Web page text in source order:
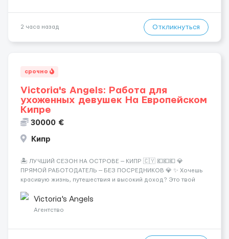
2 часа назад Откликнуться
срочно
Victoria's Angels: Работа для
ухоженных девушек На Европейском
Кипре
30000 €
Кипр
🏝️ ЛУЧШИЙ СЕЗОН НА ОСТРОВЕ — КИПР 🇨🇾 💶💶💶 💎
ПРЯМОЙ РАБОТОДАТЕЛЬ — БЕЗ ПОСРЕДНИКОВ 💎 ✨ Хочешь
красивую жизнь, путешествия и высокий доход? Это твой
Опытная команда с годами практики — Стабильный поток
клиентов (без ...
Victoria's Angels
Агентство